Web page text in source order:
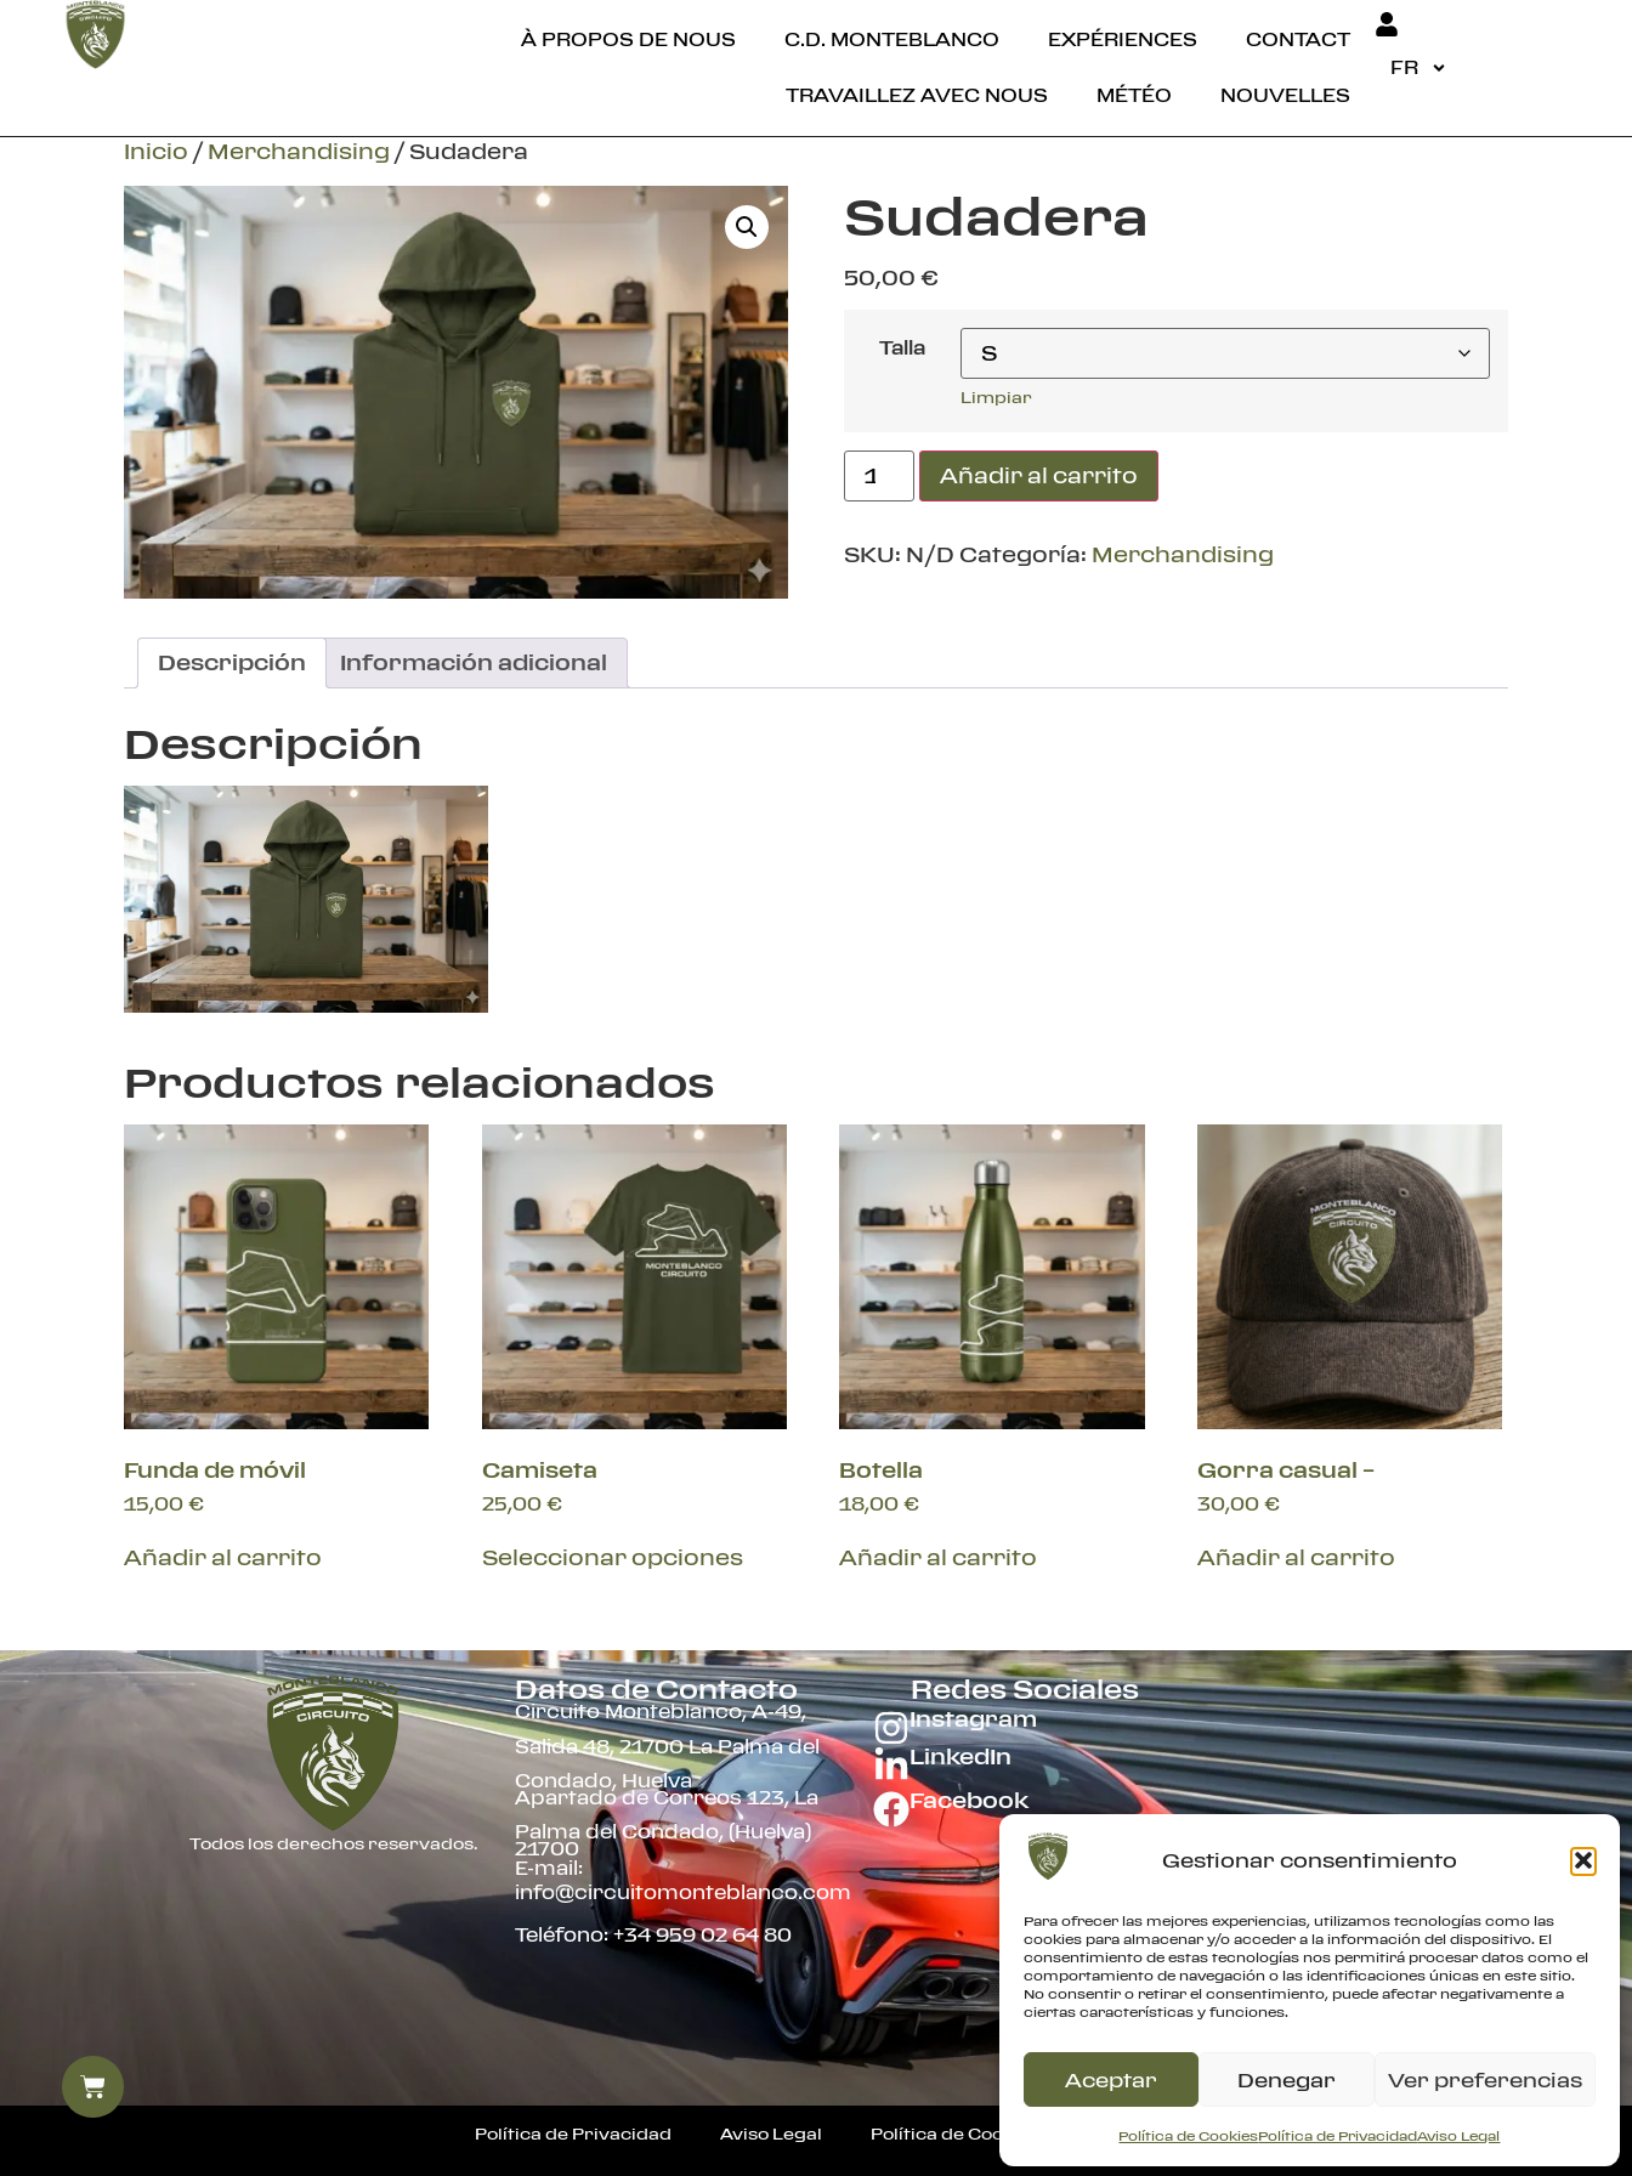
Gestionar consentimiento
Para ofrecer las mejores experiencias, utilizamos tecnologías como las
cookies para almacenar y/o acceder a la información del dispositivo. El
consentimiento de estas tecnologías nos permitirá procesar datos como el
comportamiento de navegación o las identificaciones únicas en este sitio.
No consentir o retirar el consentimiento, puede afectar negativamente a
ciertas características y funciones.
Aceptar Denegar Ver preferencias
Política de CookiesPolítica de PrivacidadAviso Legal
À PROPOS DE NOUS C.D. MONTEBLANCO EXPÉRIENCES CONTACT
TRAVAILLEZ AVEC NOUS MÉTÉO NOUVELLES
FR
Inicio / Merchandising / Sudadera
Sudadera
50,00 €
Talla
Limpiar
Añadir al carrito
SKU: N/D Categoría: Merchandising
Descripción Información adicional
Descripción
Productos relacionados
Funda de móvil
15,00 €
Añadir al carrito
Camiseta
25,00 €
Seleccionar opciones
Botella
18,00€
Añadir al carrito
Gorra casual –
30,00€
Añadir al carrito
Todos los derechos reservados.
Datos de Contacto
Circuito Monteblanco, A-49,
Salida 48, 21700 La Palma del
Condado, Huelva
Apartado de Correos 123, La
Palma del Condado, (Huelva)
21700
E-mail:
info@circuitomonteblanco.com
Teléfono: +34 959 02 64 80
Redes Sociales
Instagram
LinkedIn
Facebook
Política de Privacidad Aviso Legal Política de Cookies Política de Devolución